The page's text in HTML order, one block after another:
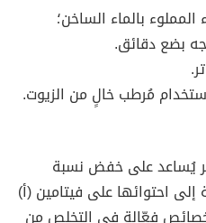
بالماء الساخن؛
بضع دقائق.
مُرطب خالٍ من الزيوت.
يُساعد على خفض نسبة
إلى احتوائها على فيتامين (أ)
خصائص فعّالة في التخلص من